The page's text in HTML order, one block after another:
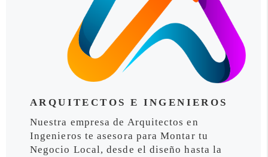
ARQUITECTOS E INGENIEROS
Nuestra empresa de Arquitectos en
Ingenieros te asesora para Montar tu
Negocio Local, desde el diseño hasta la